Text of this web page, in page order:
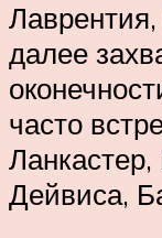
далее
часто
Ланкастер,
Дейвиса,